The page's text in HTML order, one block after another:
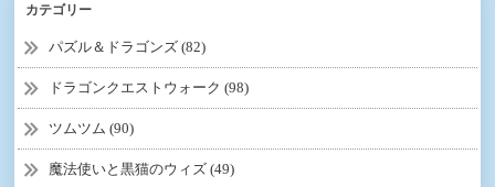
カテゴリー
パズル＆ドラゴンズ (82)
ドラゴンクエストウォーク (98)
ツムツム (90)
魔法使いと黒猫のウィズ (49)